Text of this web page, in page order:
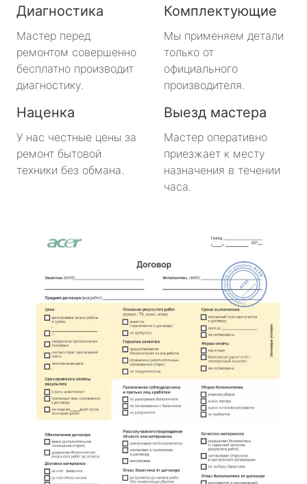
Диагностика
Мастер перед
ремонтом совершенно
бесплатно производит
диагностику.
Комплектующие
Мы применяем детали
только от
официального
производителя.
Наценка
У нас честные цены за
ремонт бытовой
техники без обмана.
Выезд мастера
Мастер оперативно
приезжает к месту
назначения в течении
часа.